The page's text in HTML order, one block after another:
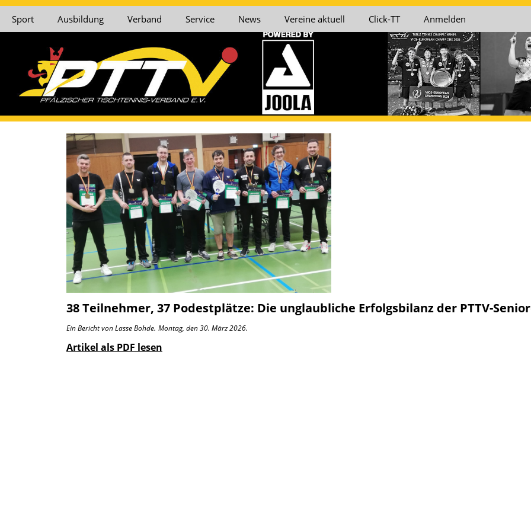
Sport Ausbildung Verband Service News Vereine aktuell Click-TT Anmelden
38 Teilnehmer, 37 Podestplätze: Die unglaubliche Erfolgsbilanz der PTTV-
Ein Bericht von Lasse Bohde. Montag, den 30. März 2026.
Artikel als PDF lesen